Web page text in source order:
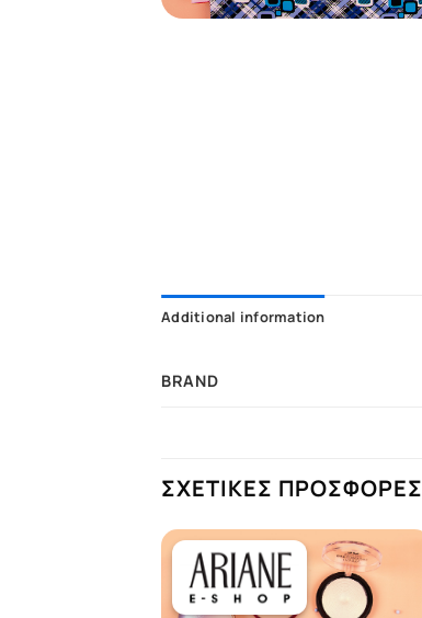
Additional information
BRAND
ΣΧΕΤΙΚΕΣ ΠΡΟΣΦΟΡΕΣ